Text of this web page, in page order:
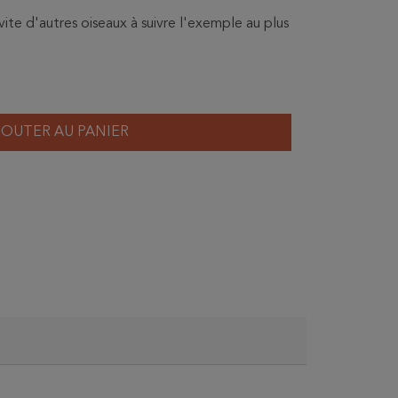
d'autres oiseaux à suivre l'exemple au plus
AU PANIER